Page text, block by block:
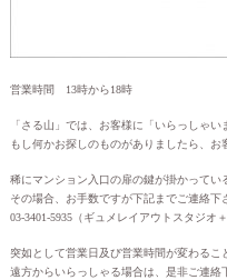
営業時間 13時から18時
「さる山」では、お客様に「いらっしゃ
もし何かお探しのものがありましたら、お
稀にマンション入口の扉の鍵が掛かってい
その場合、お手数ですが下記までご連絡下
03-3401-5935（ギュメレイアウトスタジオ＋
突如として営業日及び営業時間が変わるこ
遠方からいらっしゃる場合は、是非ご連絡